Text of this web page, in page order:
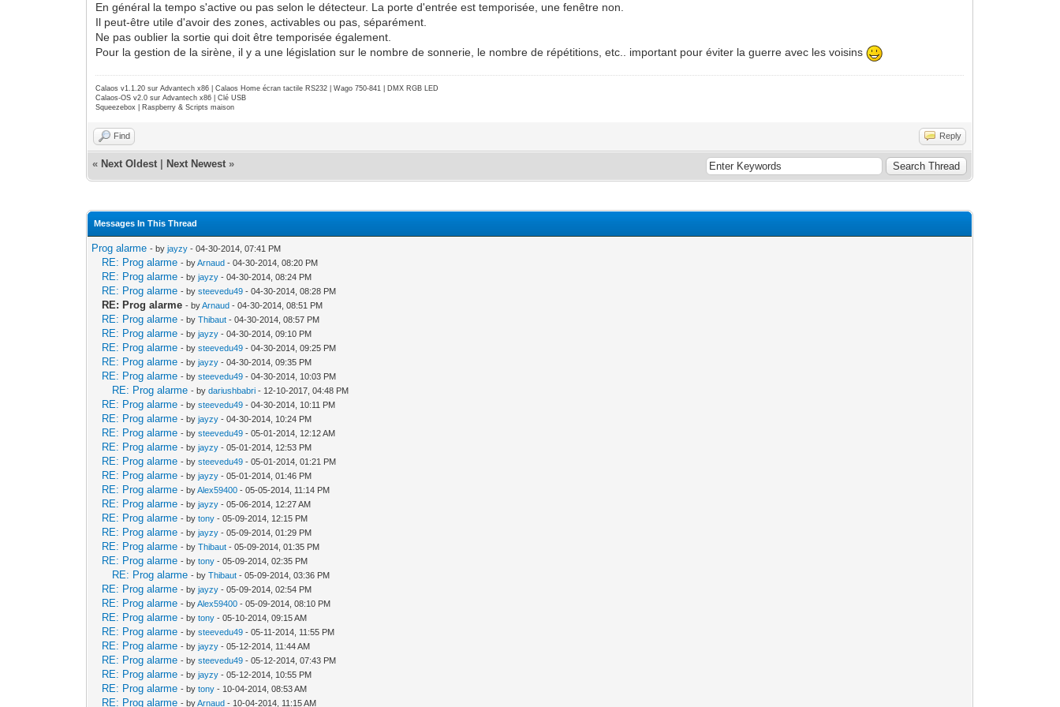
En général la tempo s'active ou pas selon le détecteur. La porte d'entrée est temporisée, une fenêtre non.
Il peut-être utile d'avoir des zones, activables ou pas, séparément.
Ne pas oublier la sortie qui doit être temporisée également.
Pour la gestion de la sirène, il y a une législation sur le nombre de sonnerie, le nombre de répétitions, etc.. important pour éviter la guerre avec les voisins
Calaos v1.1.20 sur Advantech x86 | Calaos Home écran tactile RS232 | Wago 750-841 | DMX RGB LED
Calaos-OS v2.0 sur Advantech x86 | Clé USB
Squeezebox | Raspberry & Scripts maison
Find Reply
« Next Oldest Next Newest »
Messages In This Thread
Prog alarme - byjayzy - 04-30-2014, 07:41 PM
RE: Prog alarme - byArnaud - 04-30-2014, 08:20 PM
RE: Prog alarme - byjayzy - 04-30-2014, 08:24 PM
RE: Prog alarme - bysteevedu49 - 04-30-2014, 08:28 PM
RE: Prog alarme - byArnaud - 04-30-2014, 08:51 PM
RE: Prog alarme - byThibaut - 04-30-2014, 08:57 PM
RE: Prog alarme - byjayzy - 04-30-2014, 09:10 PM
RE: Prog alarme - bysteevedu49 - 04-30-2014, 09:25 PM
RE: Prog alarme - byjayzy - 04-30-2014, 09:35 PM
RE: Prog alarme - bysteevedu49 - 04-30-2014, 10:03 PM
RE: Prog alarme - bydariushbabri - 12-10-2017, 04:48 PM
RE: Prog alarme - bysteevedu49 - 04-30-2014, 10:11 PM
RE: Prog alarme - byjayzy - 04-30-2014, 10:24 PM
RE: Prog alarme - bysteevedu49 - 05-01-2014, 12:12 AM
RE: Prog alarme - byjayzy - 05-01-2014, 12:53 PM
RE: Prog alarme - bysteevedu49 - 05-01-2014, 01:21 PM
RE: Prog alarme - byjayzy - 05-01-2014, 01:46 PM
RE: Prog alarme - byAlex59400 - 05-05-2014, 11:14 PM
RE: Prog alarme - byjayzy - 05-06-2014, 12:27 AM
RE: Prog alarme - bytony - 05-09-2014, 12:15 PM
RE: Prog alarme - byjayzy - 05-09-2014, 01:29 PM
RE: Prog alarme - byThibaut - 05-09-2014, 01:35 PM
RE: Prog alarme - bytony - 05-09-2014, 02:35 PM
RE: Prog alarme - byThibaut - 05-09-2014, 03:36 PM
RE: Prog alarme - byjayzy - 05-09-2014, 02:54 PM
RE: Prog alarme - byAlex59400 - 05-09-2014, 08:10 PM
RE: Prog alarme - bytony - 05-10-2014, 09:15 AM
RE: Prog alarme - bysteevedu49 - 05-11-2014, 11:55 PM
RE: Prog alarme - byjayzy - 05-12-2014, 11:44 AM
RE: Prog alarme - bysteevedu49 - 05-12-2014, 07:43 PM
RE: Prog alarme - byjayzy - 05-12-2014, 10:55 PM
RE: Prog alarme - bytony - 10-04-2014, 08:53 AM
RE: Prog alarme - byArnaud - 10-04-2014, 11:15 AM